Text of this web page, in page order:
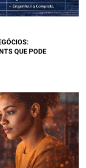
QUE PODE